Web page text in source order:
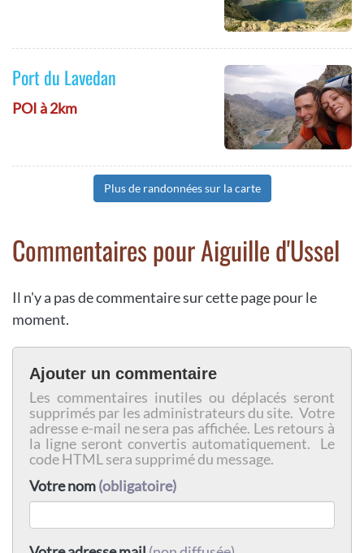
Port du Lavedan
POI à 2km
Plus de randonnées sur la carte
Commentaires pour Aiguille d'Ussel
Il n'y a pas de commentaire sur cette page pour le
moment.
Ajouter un commentaire
Les commentaires inutiles ou déplacés seront
supprimés par les administrateurs du site. Votre
adresse e-mail ne sera pas affichée. Les retours à
la ligne seront convertis automatiquement. Le
code HTML sera supprimé du message.
Votre nom(obligatoire)